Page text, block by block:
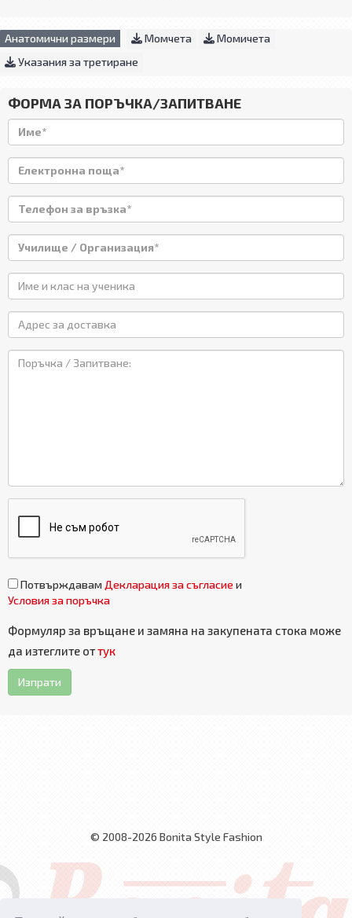
Анатомични размери Момчета
Момичета
Указания за третиране
ФОРМА ЗА ПОРЪЧКА/ЗАПИТВАНЕ
Потвърждавам Декларация за съгласие и
Условия за поръчка
Формуляр за връщане и замяна на закупената стока може
да изтеглите оттук
Изпрати
© 2008-2026 Bonita Style Fashion